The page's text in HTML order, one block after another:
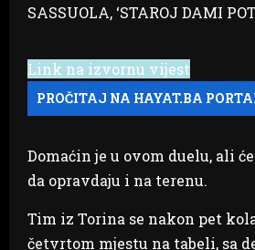
Link na izvornu vijest
Domaćin je u ovom duelu, ali
da opravdaju i na terenu.
Tim iz Torina se nakon pet
četvrtom mjestu na tabeli, sa